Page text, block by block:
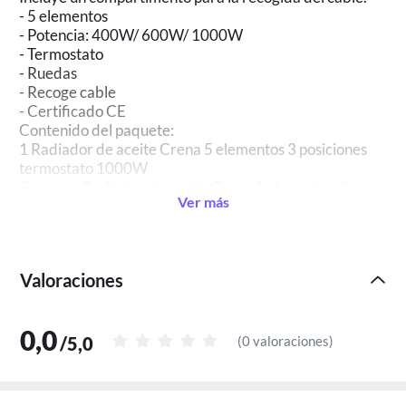
- 5 elementos
- Potencia: 400W/ 600W/ 1000W
- Termostato
- Ruedas
- Recoge cable
- Certificado CE
Contenido del paquete:
1 Radiador de aceite Crena 5 elementos 3 posiciones
termostato 1000W
posiciones termostato 1000W
Ver más
Valoraciones
0,0/5,0 (0 valoraciones)